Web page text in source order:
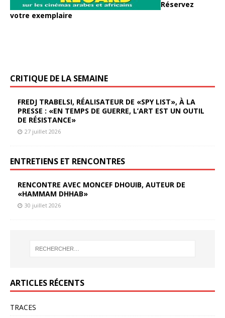
Réservez
votre exemplaire
CRITIQUE DE LA SEMAINE
FREDJ TRABELSI, RÉALISATEUR DE «SPY LIST», À LA
PRESSE : «EN TEMPS DE GUERRE, L’ART EST UN OUTIL
DE RÉSISTANCE»
27 juillet 2026
ENTRETIENS ET RENCONTRES
RENCONTRE AVEC MONCEF DHOUIB, AUTEUR DE
«HAMMAM DHHAB»
30 juillet 2026
ARTICLES RÉCENTS
TRACES